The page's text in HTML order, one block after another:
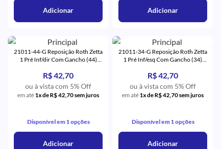
Adicionar Adicionar
21011-44-G Reposição Roth Zetta
1 Pré Inf/dir Com Gancho (44)
R$ 42,70
ou à vista com 5% Off
em até 1x de R$ 42,70 sem juros
Disponível em 1 opções
Adicionar
21011-34-G Reposição Roth Zetta
1 Pré Inf/esq Com Gancho (34)
R$ 42,70
ou à vista com 5% Off
em até 1x de R$ 42,70 sem juros
Disponível em 1 opções
Adicionar